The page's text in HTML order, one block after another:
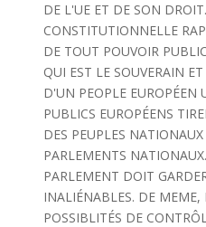
DE L'UE ET DE SON
CONSTITUTIONNELLE
DE TOUT POUVOIR
QUI EST LE SOUVERAIN
D'UN PEOPLE EUROPÉEN
PUBLICS EUROPÉENS
DES PEUPLES NATIONAUX
PARLEMENTS
PARLEMENT DOIT
INALIÉNABLES. DE MEME,
POSSIBLITÉS DE